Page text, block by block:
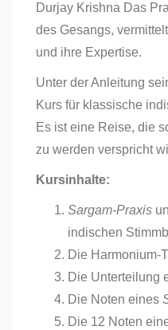
Durjay Krishna Das
des Gesangs,
und ihre Expertise.
Unter der Anleitung
Kurs für klassische
Es ist eine Reise, die
zu werden verspricht
Kursinhalte:
Sargam-Praxis
indischen
Die Harmonium-
Die Unterteilung
Die Noten eines
Die 12 Noten